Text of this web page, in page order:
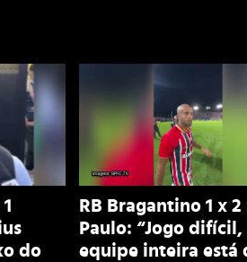
do
RB Bragantino 1 x 2
Paulo: “Jogo difícil,
equipe inteira está